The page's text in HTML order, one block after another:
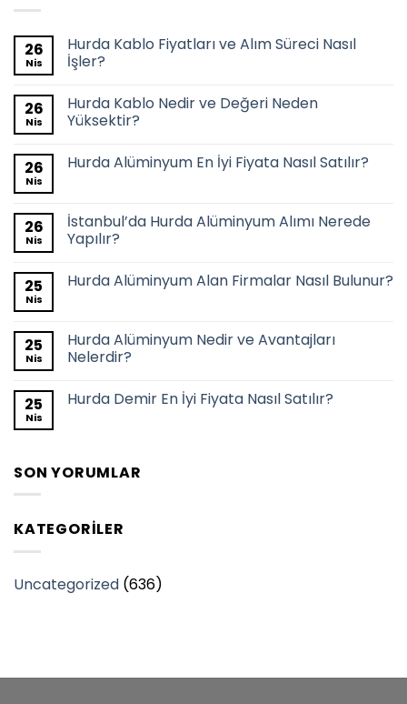
26
Nis
Hurda Kablo Fiyatları ve Alım Süreci Nasıl
İşler?
26
Nis
Hurda Kablo Nedir ve Değeri Neden
Yüksektir?
26
Nis
Hurda Alüminyum En İyi Fiyata Nasıl Satılır?
26
Nis
İstanbul’da Hurda Alüminyum Alımı Nerede
Yapılır?
25
Nis
Hurda Alüminyum Alan Firmalar Nasıl Bulunur?
25
Nis
Hurda Alüminyum Nedir ve Avantajları
Nelerdir?
25
Nis
Hurda Demir En İyi Fiyata Nasıl Satılır?
SON YORUMLAR
KATEGORILER
Uncategorized (636)